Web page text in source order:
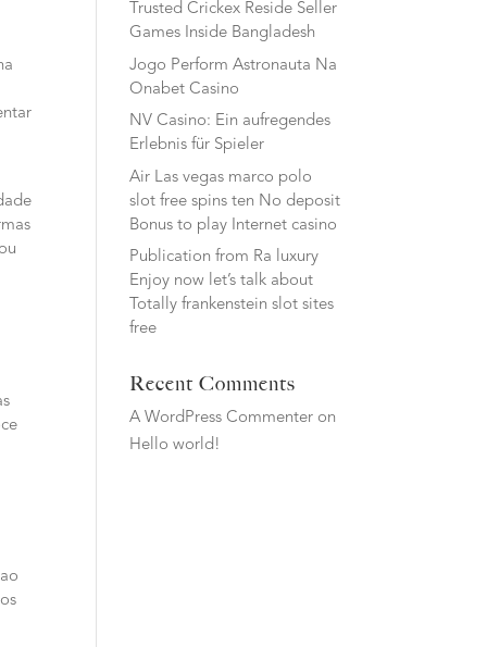
Trusted Crickex Reside Seller
Games Inside Bangladesh
Jogo Perform Astronauta Na
Onabet Casino
NV Casino: Ein aufregendes
Erlebnis für Spieler
Air Las vegas marco polo
slot free spins ten No deposit
Bonus to play Internet casino
Publication from Ra luxury
Enjoy now let’s talk about
Totally frankenstein slot sites
free
Recent Comments
A WordPress Commenter on
Hello world!